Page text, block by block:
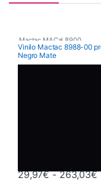
Mactac MACal 8900
Monoméricos
Vinilo Mactac 8988-00
Negro Mate
29,97€ - 263,03€